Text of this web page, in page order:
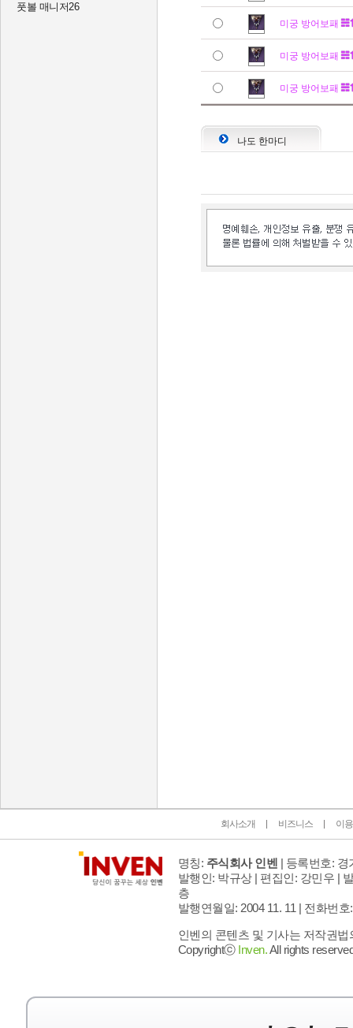
풋볼 매니저26
미궁 방어보패
미궁 방어보패
미궁 방어보패
나도 한마디
회사소개 비즈니스 이
명칭: 주식회사 인벤 | 등록번호: 경
발행인: 박규상 | 편집인: 강민우 |
층
발행연월일: 2004 11. 11 | 전화번호
인벤의 콘텐츠 및 기사는 저작권
Copyrightⓒ Inven.All rights